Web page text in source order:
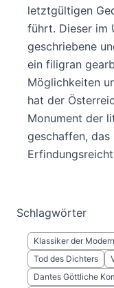
letztgültigen
führt. Dieser im
geschriebene
ein filigran
Möglichkeiten
hat der
Monument der
geschaffen, das
Schlagwörter
Klassiker der
Tod des Dichters
Dantes Göttliche